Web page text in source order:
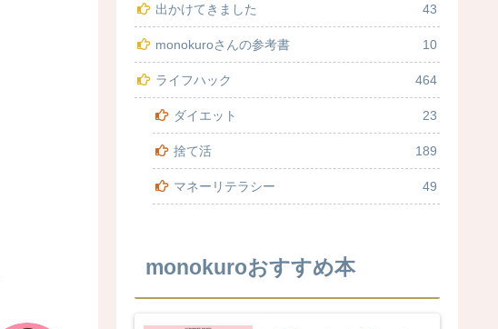
出かけてきました 43
monokuroさんの参考書 10
ライフハック 464
ダイエット 23
捨て活 189
マネーリテラシー 49
monokuroおすすめ本